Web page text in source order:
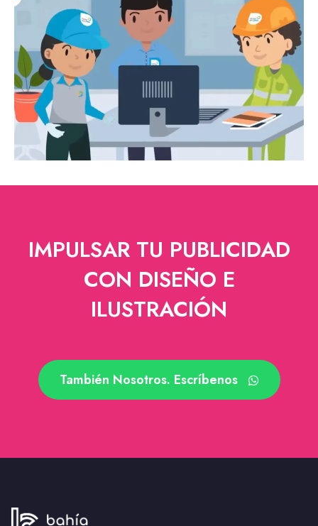
IMPULSAR TU PUBLICIDAD
CON DISEÑO E
ILUSTRACIÓN
También Nosotros. Escríbenos